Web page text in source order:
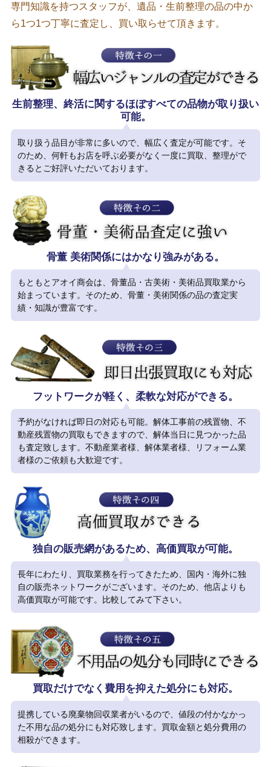
専門知識を持つスタッフが、遺品・生前整理の品の中か
ら1つ1つ丁寧に査定し、買い取らせて頂きます。
生前整理、終活に関するほぼすべての品物が取り扱い
可能。
取り扱う品目が非常に多いので、幅広く査定が可能です。そ
のため、何軒もお店を呼ぶ必要がなく一度に買取、整理がで
きるとご好評いただいております。
骨董 美術関係にはかなり強みがある。
もともとアオイ商会は、骨董品・古美術・美術品買取業から
始まっています。そのため、骨董・美術関係の品の査定実
績・知識が豊富です。
フットワークが軽く、柔軟な対応ができる。
予約がなければ即日の対応も可能。解体工事前の残置物、不
動産残置物の買取もできますので、解体当日に見つかった品
も査定致します。不動産業者様、解体業者様、リフォーム業
者様のご依頼も大歓迎です。
独自の販売網があるため、高価買取が可能。
長年にわたり、買取業務を行ってきたため、国内・海外に独
自の販売ネットワークがございます。そのため、他店よりも
高価買取が可能です。比較してみて下さい。
買取だけでなく費用を抑えた処分にも対応。
提携している廃棄物回収業者がいるので、値段の付かなかっ
た不用な品の処分にも対応致します。買取金額と処分費用の
相殺ができます。